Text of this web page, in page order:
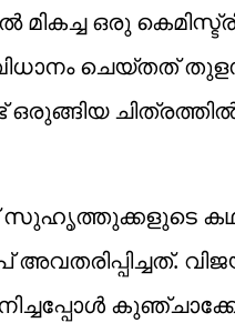
മികച്ച ഒരു
ഒരുങ്ങിയ
സുഹൃത്തുക്കളുടെ